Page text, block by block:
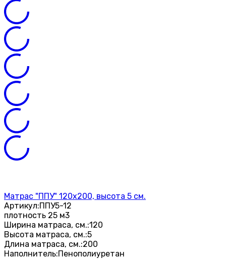
Матрас "ППУ" 120х200, высота 5 см.
Артикул:ППУ5-12
плотность 25 м3
Ширина матраса, см.:120
Высота матраса, см.:5
Длина матраса, см.:200
Наполнитель:Пенополиуретан